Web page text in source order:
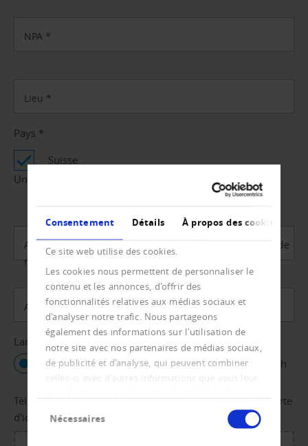
Consentement Détails À propos des cookies
Ce site web utilise des cookies.
Les cookies nous permettent de personnaliser le
contenu et les annonces, d'offrir des
fonctionnalités relatives aux médias sociaux et
d'analyser notre trafic. Nous partageons
également des informations sur l'utilisation de
notre site avec nos partenaires de médias sociaux,
de publicité et d'analyse, qui peuvent combiner
celles-ci avec d'autres informations que vous leur
duNécessaires
NPA *
Lieu *
Pays *
Suisse
Uniquement pour les personnes résidant en Suisse.
Autres remarques (par ex. adresses précédentes, date de
naissance, etc.)
Adresse e-mail*
Langue
Français
Deutsch Italiano English
Téléchargement de la demande d'information et de la carte
d'identité (recto e verso)